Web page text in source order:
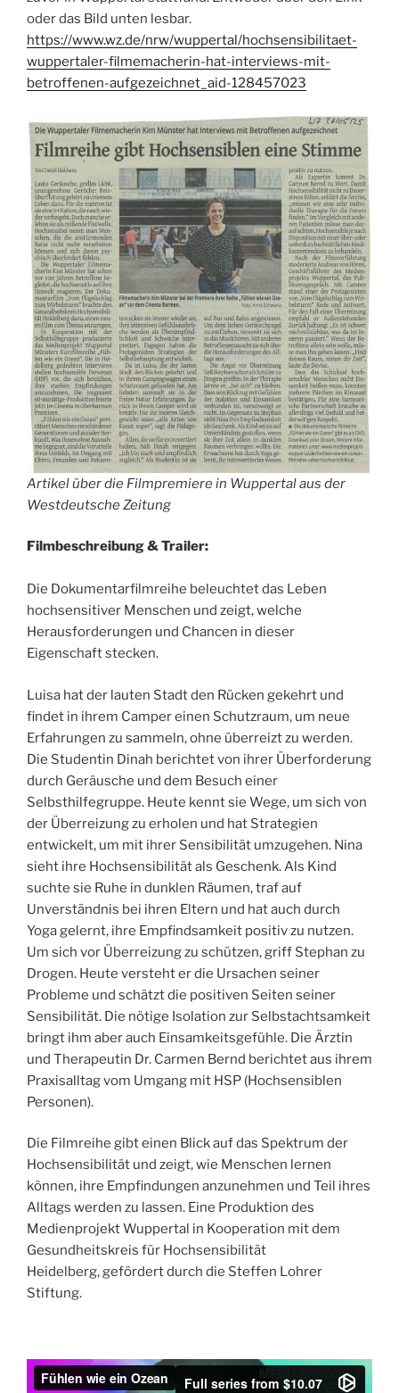
oder das Bild unten lesbar.
https://www.wz.de/nrw/wuppertal/hochsensibilitaet-
wuppertaler-filmemacherin-hat-interviews-mit-
betroffenen-aufgezeichnet_aid-128457023
Artikel über die Filmpremiere in Wuppertal aus der
Westdeutsche Zeitung
Filmbeschreibung & Trailer:
Die Dokumentarfilmreihe beleuchtet das Leben
hochsensitiver Menschen und zeigt, welche
Herausforderungen und Chancen in dieser
Eigenschaft stecken.
Luisa hat der lauten Stadt den Rücken gekehrt und
findet in ihrem Camper einen Schutzraum, um neue
Erfahrungen zu sammeln, ohne überreizt zu werden.
Die Studentin Dinah berichtet von ihrer Überforderung
durch Geräusche und dem Besuch einer
Selbsthilfegruppe. Heute kennt sie Wege, um sich von
der Überreizung zu erholen und hat Strategien
entwickelt, um mit ihrer Sensibilität umzugehen. Nina
sieht ihre Hochsensibilität als Geschenk. Als Kind
suchte sie Ruhe in dunklen Räumen, traf auf
Unverständnis bei ihren Eltern und hat auch durch
Yoga gelernt, ihre Empfindsamkeit positiv zu nutzen.
Um sich vor Überreizung zu schützen, griff Stephan zu
Drogen. Heute versteht er die Ursachen seiner
Probleme und schätzt die positiven Seiten seiner
Sensibilität. Die nötige Isolation zur Selbstachtsamkeit
bringt ihm aber auch Einsamkeitsgefühle. Die Ärztin
und Therapeutin Dr. Carmen Bernd berichtet aus ihrem
Praxisalltag vom Umgang mit HSP (Hochsensiblen
Personen).
Die Filmreihe gibt einen Blick auf das Spektrum der
Hochsensibilität und zeigt, wie Menschen lernen
können, ihre Empfindungen anzunehmen und Teil ihres
Alltags werden zu lassen. Eine Produktion des
Medienprojekt Wuppertal in Kooperation mit dem
Gesundheitskreis für Hochsensibilität
Heidelberg, gefördert durch die Steffen Lohrer
Stiftung.